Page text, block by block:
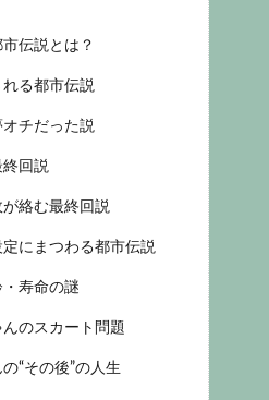
伝説とは？
る都市伝説
チだった説
終回説
絡む最終回説
にまつわる都市伝説
寿命の謎
のスカート問題
“その後”の人生